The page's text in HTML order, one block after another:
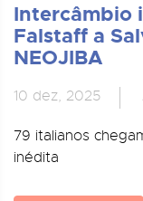
Intercâmbio
Falstaff a
NEOJIBA
10 dez, 2025
79 italianos
inédita